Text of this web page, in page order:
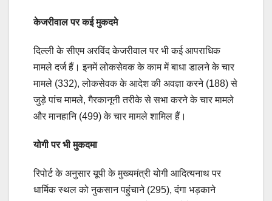
केजरीवाल पर कई मुकदमे
दिल्ली के सीएम अरविंद केजरीवाल पर भी कई आपराधिक
मामले दर्ज हैं। इनमें लोकसेवक के काम में बाधा डालने के चार
मामले (332), लोकसेवक के आदेश की अवज्ञा करने (188) से
जुड़े पांच मामले, गैरकानूनी तरीके से सभा करने के चार मामले
और मानहानि (499) के चार मामले शामिल हैं।
योगी पर भी मुकदमा
रिपोर्ट के अनुसार यूपी के मुख्यमंत्री योगी आदित्यनाथ पर
धार्मिक स्थल को नुकसान पहुंचाने (295), दंगा भड़काने